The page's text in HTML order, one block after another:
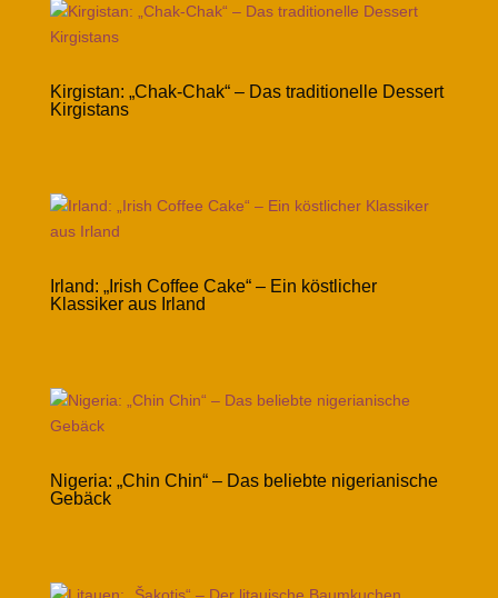
Kirgistan: „Chak-Chak“ – Das traditionelle Dessert
Kirgistans
Irland: „Irish Coffee Cake“ – Ein köstlicher
Klassiker aus Irland
Nigeria: „Chin Chin“ – Das beliebte nigerianische
Gebäck